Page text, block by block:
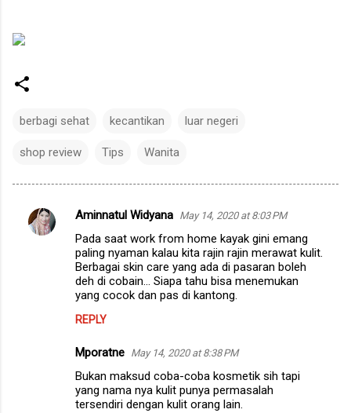
berbagi sehat kecantikan luar negeri
shop review Tips Wanita
C
Aminnatul Widyana May 14, 2020 at 8:03 PM
Pada saat work from home kayak gini emang
paling nyaman kalau kita rajin rajin merawat kulit.
Berbagai skin care yang ada di pasaran boleh
deh di cobain... Siapa tahu bisa menemukan
yang cocok dan pas di kantong.
REPLY
Mporatne May 14, 2020 at 8:38 PM
Bukan maksud coba-coba kosmetik sih tapi
yang nama nya kulit punya permasalah
tersendiri dengan kulit orang lain.